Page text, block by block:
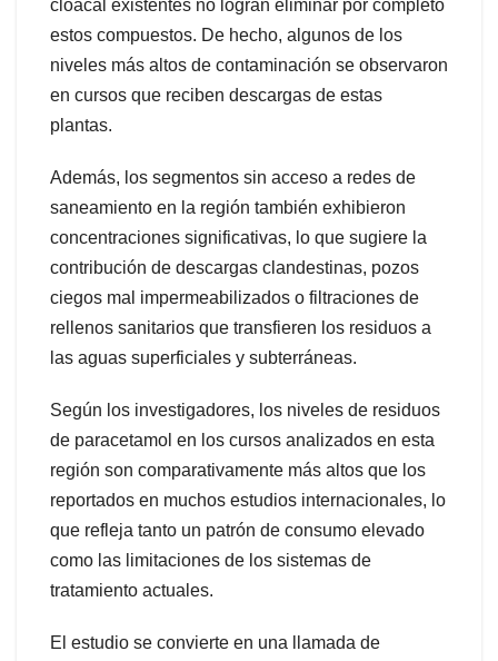
cloacal existentes no logran eliminar por completo
estos compuestos. De hecho, algunos de los
niveles más altos de contaminación se observaron
en cursos que reciben descargas de estas
plantas.
Además, los segmentos sin acceso a redes de
saneamiento en la región también exhibieron
concentraciones significativas, lo que sugiere la
contribución de descargas clandestinas, pozos
ciegos mal impermeabilizados o filtraciones de
rellenos sanitarios que transfieren los residuos a
las aguas superficiales y subterráneas.
Según los investigadores, los niveles de residuos
de paracetamol en los cursos analizados en esta
región son comparativamente más altos que los
reportados en muchos estudios internacionales, lo
que refleja tanto un patrón de consumo elevado
como las limitaciones de los sistemas de
tratamiento actuales.
El estudio se convierte en una llamada de